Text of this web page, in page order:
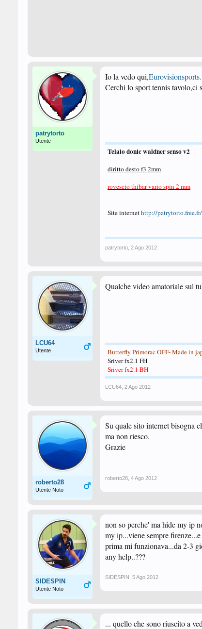
patrytorto
Utente
Io la vedo qui,
Cerchi lo sport tennis tavolo,ci
Telaio donic waldner senso v2
diritto desto f3 2mm
rovescio thibar vario spin 2 mm
Site internethttp://
patrytorto 2 Ago 2012
LCU64
Utente
Qualche video amatoriale sul
Butterfly Primorac OFF- Made in
Sriver fx2.1 FH
Sriver fx2.1 BH
LCU64 2 Ago 2012
roberto28
Utente Noto
Su quale sito internet bisogna
ma non riesco.
Grazie
roberto28 4 Ago 2012
SIDESPIN
Utente Noto
non so perche' ma hide my ip
my ip...viene sempre
prima mi funzionava...da 2-3
any help..???
SIDESPIN 5 Ago 2012
... quello che sono riuscito a